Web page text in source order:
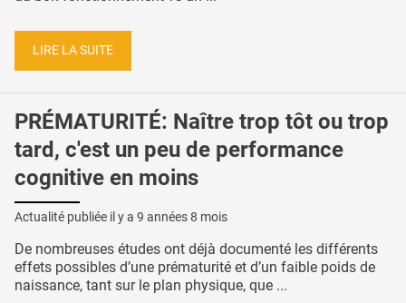
LIRE LA SUITE
PRÉMATURITÉ: Naître trop tôt ou trop
tard, c'est un peu de performance
cognitive en moins
Actualité publiée il y a 9 années 8 mois
De nombreuses études ont déjà documenté les différents
effets possibles d’une prématurité et d’un faible poids de
naissance, tant sur le plan physique, que ...